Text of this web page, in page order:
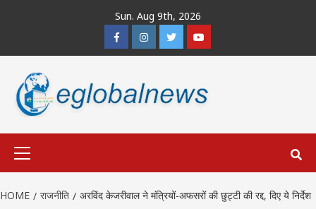
Sun. Aug 9th, 2026
FacebookInstagramTwitterYoutube
HOME राजनीति अरविंद केजरीवाल ने मंत्रियों-अफसरों की छुट्टी की रद्द, दिए ये निर्देश